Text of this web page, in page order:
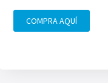
COMPRA AQUÍ